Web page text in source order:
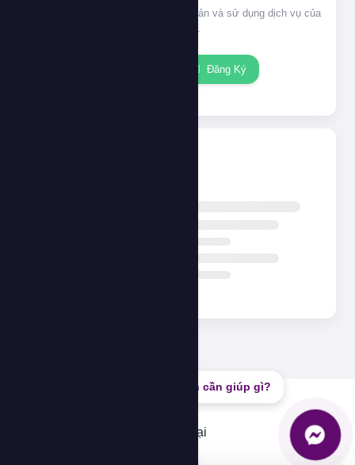
Đăng nhập để xem thông tin tài khoản và sử dụng dịch vụ của
chúng tôi.
Đăng Ký
Bạn cần giúp gì?
Không thể tải dữ liệu, vui lòng thử lại